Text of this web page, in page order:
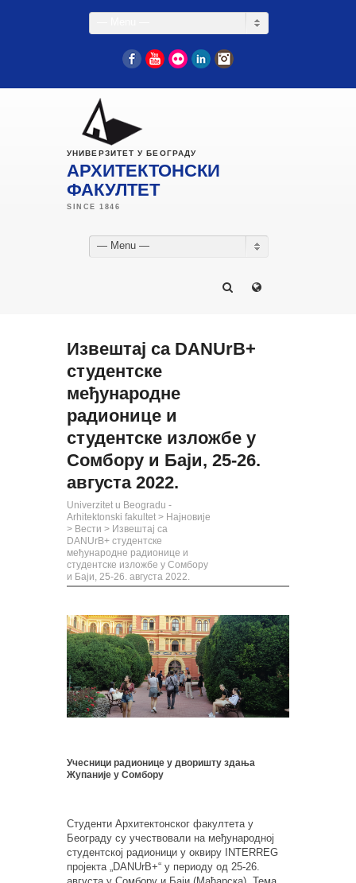
FacebookYouTube
Flickr LinkedIn
УНИВЕРЗИТЕТ У БЕОГРАДУ
АРХИТЕКТОНСКИ
ФАКУЛТЕТ
— Menu —
Извештај са DANUrB+
студентске
међународне
радионице и
студентске изложбе у
Сомбору и Баји, 25-26.
августа 2022.
Univerzitet u Beogradu -
Arhitektonski fakultet > Најновије
> Вести > Извештај са
DANUrB+ студентске
међународне радионице и
студентске изложбе у Сомбору
и Баји, 25-26. августа 2022.
Учесници радионице у дворишту здања
Жупаније у Сомбору
Студенти Архитектонског факултета у
Београду су учествовали на међународној
студентској радионици у оквиру INTERREG
пројекта „DANUrB+“ у периоду од 25-26.